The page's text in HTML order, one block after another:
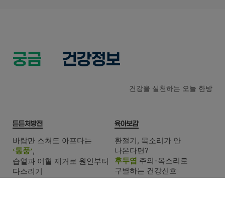
궁금한 건강정보
건강을 실천하는 오늘 한방
튼튼처방전
바람만 스쳐도 아프다는
‘통풍’,
습열과 어혈 제거로 원인부터
다스리기
육아보감
환절기, 목소리가 안
나온다면?
후두염 주의-목소리로
구별하는 건강신호